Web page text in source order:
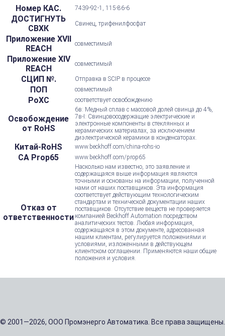
Номер КАС. 7439-92-1, 115-86-6
ДОСТИГНУТЬ
СВХК
Свинец, трифенилфосфат
Приложение XVII
REACH
совместимый
Приложение XIV
REACH
совместимый
СЦИП №. Отправка в SCIP в процессе
ПОП совместимый
РоХС соответствует освобождению
Освобождение
от RoHS
6в: Медный сплав с массовой долей свинца до 4%,
7в-I: Свинцовосодержащие электрические и
электронные компоненты в стеклянных и
керамических материалах, за исключением
диэлектрической керамики в конденсаторах.
Китай-RoHS www.beckhoff.com/china-rohs-io
CA Prop65 www.beckhoff.com/prop65
Отказ от
ответственности
Насколько нам известно, это заявление и
содержащаяся выше информация являются
точными и основаны на информации, полученной
нами от наших поставщиков. Эта информация
соответствует действующим технологическим
стандартам и технической документации наших
поставщиков. Отсутствие веществ не проверяется
компанией Beckhoff Automation посредством
аналитических тестов. Любая информация,
содержащаяся в этом документе, адресованная
нашим клиентам, регулируется положениями и
условиями, изложенными в действующем
клиентском соглашении. Применяются наши общие
положения и условия.
© 2001—2026, ООО Промэнерго Автоматика. Все права защищены.